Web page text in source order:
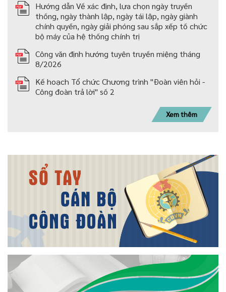
Hướng dẫn Về xác định, lựa chọn ngày truyền
thống, ngày thành lập, ngày tái lập, ngày giành
chính quyền, ngày giải phóng sau sắp xếp tố chức
bộ máy của hệ thống chính trị
Công văn định hướng tuyên truyền miệng tháng
8/2026
Kế hoạch Tổ chức Chương trình "Đoàn viên hỏi -
Công đoàn trả lời" số 2
Xem thêm